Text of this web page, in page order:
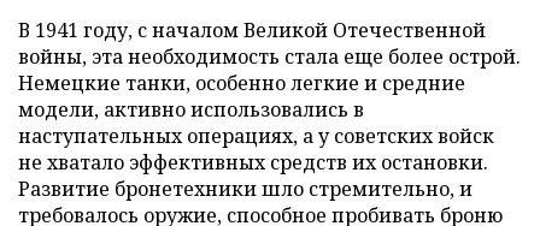
В 1941 году, с началом Великой Отечественной
войны, эта необходимость стала еще более острой.
Немецкие танки, особенно легкие и средние
модели, активно использовались в
наступательных операциях, а у советских войск
не хватало эффективных средств их остановки.
Развитие бронетехники шло стремительно, и
требовалось оружие, способное пробивать броню